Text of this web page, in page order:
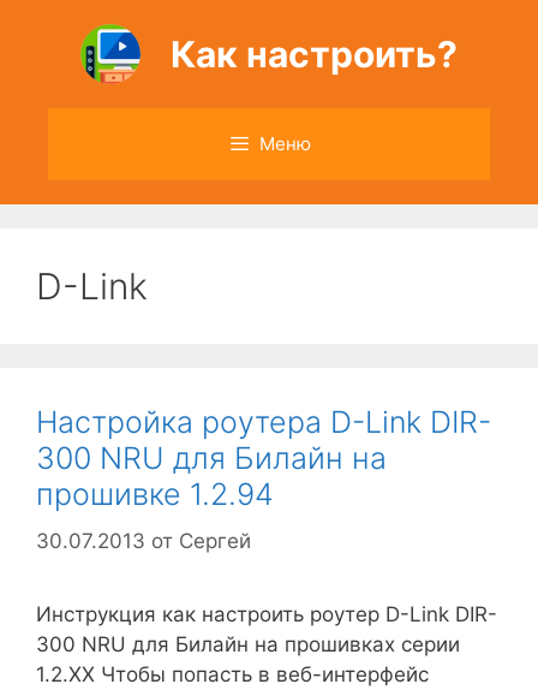
содержимому
Как настроить?
Меню
D-Link
Настройка роутера D-Link DIR-
300 NRU для Билайн на
прошивке 1.2.94
30.07.2013 от Сергей
Инструкция как настроить роутер D-Link DIR-
300 NRU для Билайн на прошивках серии
1.2.ХХ Чтобы попасть в веб-интерфейс